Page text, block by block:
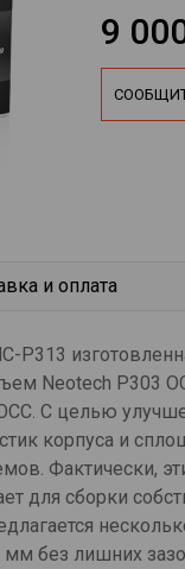
9
и оплата
P313
Neotech P303
С целью
корпуса и
Фактически,
для сборки
без лишних